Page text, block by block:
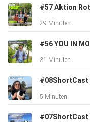
#Fichtelgebirge
#EJF
#EhrenamtMitHerz
#57 Aktion
29 Minuten
31 Minuten
5 Minuten
#07ShortCast